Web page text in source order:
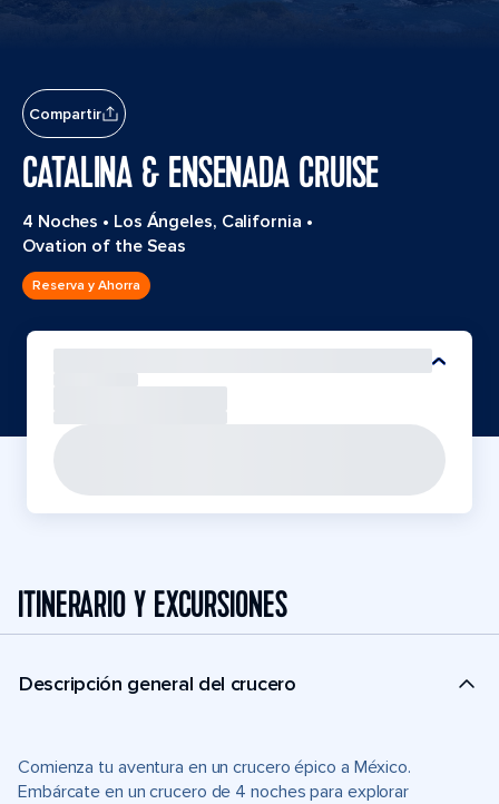
Compartir
CATALINA & ENSENADA CRUISE
4 Noches • Los Ángeles, California •
Ovation of the Seas
Reserva y Ahorra
ITINERARIO Y EXCURSIONES
Descripción general del crucero
Comienza tu aventura en un crucero épico a México.
Embárcate en un crucero de 4 noches para explorar